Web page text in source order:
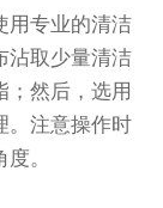
专业的清洁
沾取少量清洁
；然后，选用
。注意操作时
。